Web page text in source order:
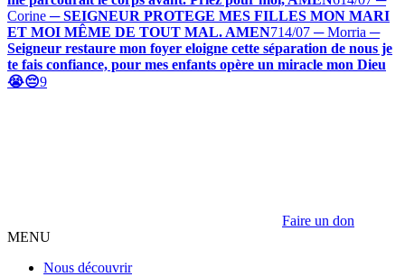
Corine ─ SEIGNEUR PROTEGE MES FILLES MON MARI
ET MOI MÊME DE TOUT MAL. AMEN714/07 ─ Morria ─
Seigneur restaure mon foyer eloigne cette séparation de nous je
te fais confiance, pour mes enfants opère un miracle mon Dieu
😭😔9
Faire un don
MENU
Nous découvrir